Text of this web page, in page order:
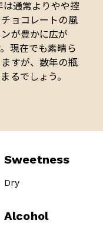
は通常よりやや控
ョコレートの風
が豊かに広が
現在でも素晴ら
すが、数年の瓶
るでしょう。
Sweetness
Dry
Alcohol